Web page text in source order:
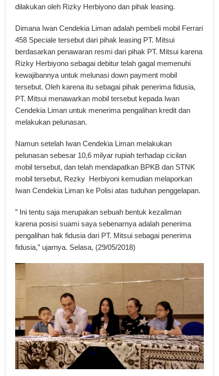
dilakukan oleh Rizky Herbiyono dan pihak leasing.
Dimana Iwan Cendekia Liman adalah pembeli mobil Ferrari
458 Speciale tersebut dari pihak leasing PT. Mitsui
berdasarkan penawaran resmi dari pihak PT. Mitsui karena
Rizky Herbiyono sebagai debitur telah gagal memenuhi
kewajibannya untuk melunasi down payment mobil
tersebut. Oleh karena itu sebagai pihak penerima fidusia,
PT. Mitsui menawarkan mobil tersebut kepada Iwan
Cendekia Liman untuk menerima pengalihan kredit dan
melakukan pelunasan.
Namun setelah Iwan Cendekia Liman melakukan
pelunasan sebesar 10,6 milyar rupiah terhadap cicilan
mobil tersebut, dan telah mendapatkan BPKB dan STNK
mobil tersebut, Rezky Herbiyoni kemudian melaporkan
Iwan Cendekia Liman ke Polisi atas tuduhan penggelapan.
” Ini tentu saja merupakan sebuah bentuk kezaliman
karena posisi suami saya sebenarnya adalah penerima
pengalihan hak fidusia dari PT. Mitsui sebagai penerima
fidusia,” ujarnya. Selasa, (29/05/2018)